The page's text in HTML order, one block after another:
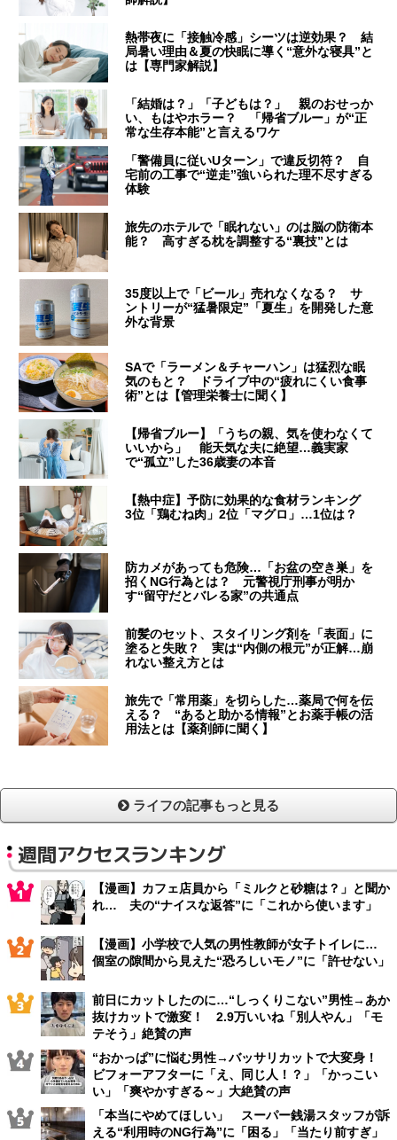
熱帯夜に「接触冷感」シーツは逆効果？ 結
局暑い理由＆夏の快眠に導く“意外な寝具”と
は【専門家解説】
「結婚は？」「子どもは？」 親のおせっか
い、もはやホラー？ 「帰省ブルー」が“正
常な生存本能”と言えるワケ
「警備員に従いUターン」で違反切符？ 自
宅前の工事で“逆走”強いられた理不尽すぎる
体験
旅先のホテルで「眠れない」のは脳の防衛本
能？ 高すぎる枕を調整する“裏技”とは
35度以上で「ビール」売れなくなる？ サ
ントリーが“猛暑限定”「夏生」を開発した意
外な背景
SAで「ラーメン＆チャーハン」は猛烈な眠
気のもと？ ドライブ中の“疲れにくい食事
術”とは【管理栄養士に聞く】
【帰省ブルー】「うちの親、気を使わなくて
いいから」 能天気な夫に絶望…義実家
で“孤立”した36歳妻の本音
【熱中症】予防に効果的な食材ランキング
3位「鶏むね肉」2位「マグロ」…1位は？
防カメがあっても危険…「お盆の空き巣」を
招くNG行為とは？ 元警視庁刑事が明か
す“留守だとバレる家”の共通点
前髪のセット、スタイリング剤を「表面」に
塗ると失敗？ 実は“内側の根元”が正解…崩
れない整え方とは
旅先で「常用薬」を切らした…薬局で何を伝
える？ “あると助かる情報”とお薬手帳の活
用法とは【薬剤師に聞く】
ライフの記事もっと見る
週間アクセスランキング
【漫画】カフェ店員から「ミルクと砂糖は？」と聞か
れ… 夫の“ナイスな返答”に「これから使います」
【漫画】小学校で人気の男性教師が女子トイレに…
個室の隙間から見えた“恐ろしいモノ”に「許せない」
前日にカットしたのに…“しっくりこない”男性→あか
抜けカットで激変！ 2.9万いいね「別人やん」「モ
テそう」絶賛の声
“おかっぱ”に悩む男性→バッサリカットで大変身！
ビフォーアフターに「え、同じ人！？」「かっこい
い」「爽やかすぎる～」大絶賛の声
「本当にやめてほしい」 スーパー銭湯スタッフが訴
える“利用時のNG行為”に「困る」「当たり前すぎ」